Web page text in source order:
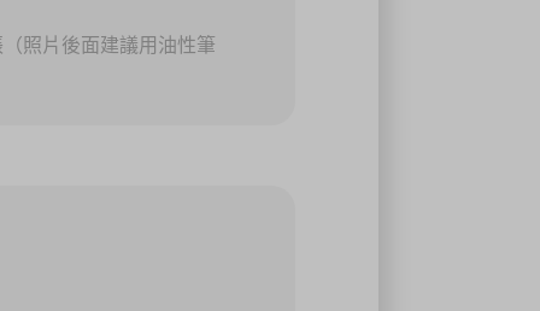
照片後面建議用油性筆